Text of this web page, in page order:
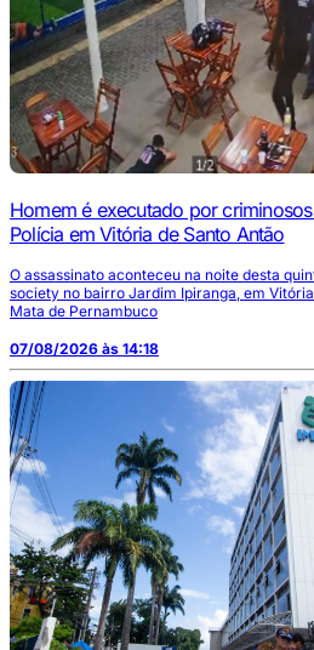
Homem é executado por
Polícia em Vitória de Santo Antão
O assassinato aconteceu na noite desta
society no bairro Jardim Ipiranga, em
Mata de Pernambuco
07/08/2026 às 14:18